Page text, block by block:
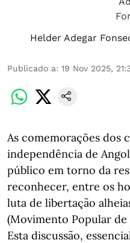
Helder Adegar
Publicado a: 19 Nov 2025,
As comemorações dos
independência de
público em torno da
reconhecer, entre os
luta de libertação
(Movimento Popular de
Esta discussão,